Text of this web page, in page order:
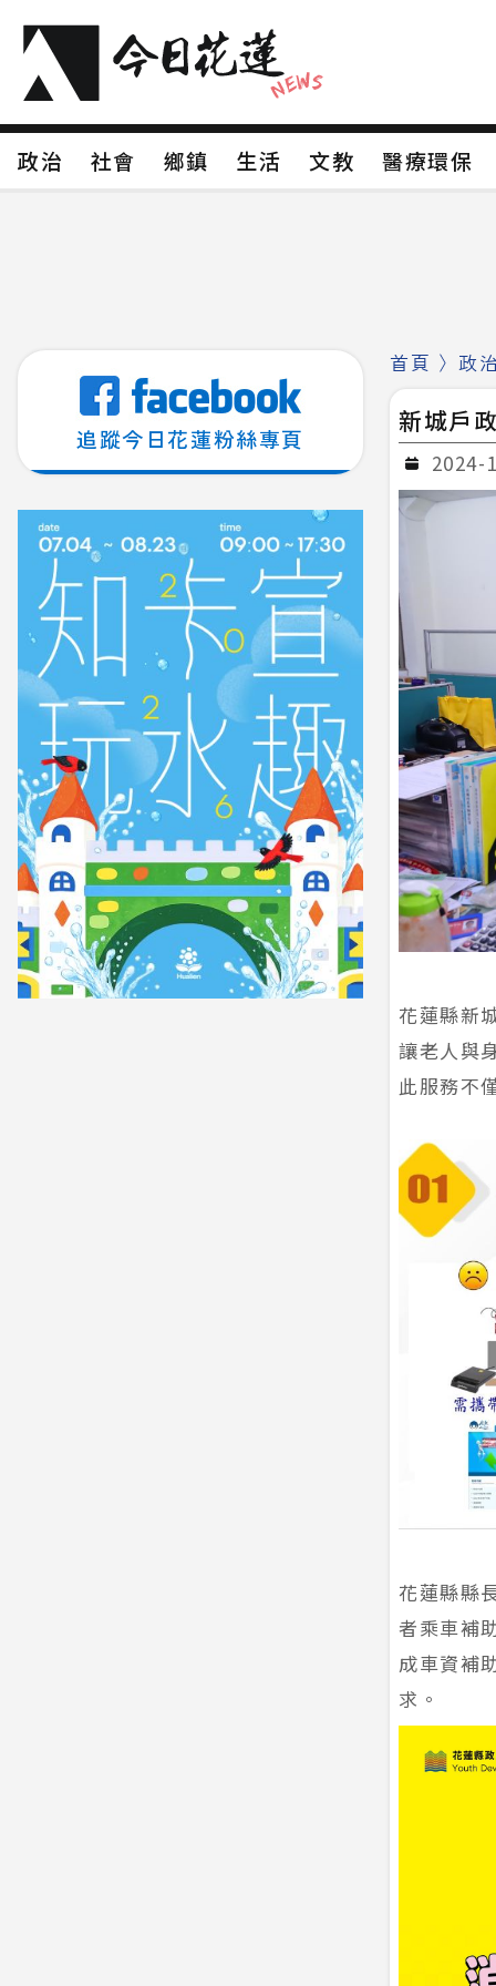
政治 社會 鄉鎮 生活 文教
醫療環保
追蹤今日花蓮粉絲專頁
首頁 〉 政
新城戶
2024-
花蓮縣新
讓老人與
此服務不
花蓮縣縣
者乘車補
成車資補
求。
政治 社會 鄉鎮 生活 文教 醫療環保